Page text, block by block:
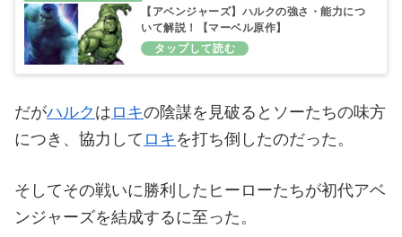
【アベンジャーズ】ハルクの強さ・能力につ
いて解説！【マーベル原作】
だがハルク は ロキの陰謀を見破るとソーたちの味方
につき、協力して ロキ を打ち倒したのだった。
そしてその戦いに勝利したヒーローたちが初代アベ
ンジャーズを結成するに至った。